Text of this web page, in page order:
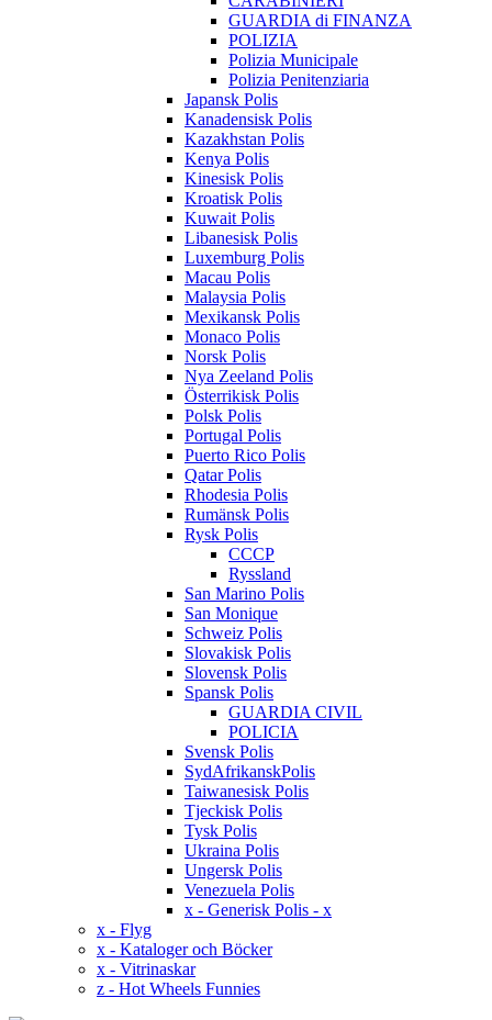
GUARDIA di FINANZA
POLIZIA
Polizia Municipale
Polizia Penitenziaria
Japansk Polis
Kanadensisk Polis
Kazakhstan Polis
Kenya Polis
Kinesisk Polis
Kroatisk Polis
Kuwait Polis
Libanesisk Polis
Luxemburg Polis
Macau Polis
Malaysia Polis
Mexikansk Polis
Monaco Polis
Norsk Polis
Nya Zeeland Polis
Österrikisk Polis
Polsk Polis
Portugal Polis
Puerto Rico Polis
Qatar Polis
Rhodesia Polis
Rumänsk Polis
Rysk Polis
CCCP
Ryssland
San Marino Polis
San Monique
Schweiz Polis
Slovakisk Polis
Slovensk Polis
Spansk Polis
GUARDIA CIVIL
POLICIA
Svensk Polis
SydAfrikanskPolis
Taiwanesisk Polis
Tjeckisk Polis
Tysk Polis
Ukraina Polis
Ungersk Polis
Venezuela Polis
x - Generisk Polis - x
x - Flyg
x - Kataloger och Böcker
x - Vitrinaskar
z - Hot Wheels Funnies